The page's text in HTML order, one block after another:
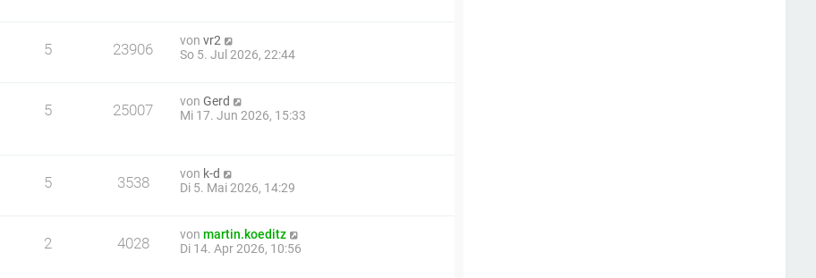
5 23906 vonvr2
So 5. Jul 2026, 22:44
5 25007 vonGerd
Mi 17. Jun 2026, 15:33
5 3538 von k-d
Di 5. Mai 2026, 14:29
2 4028 vonmartin.koeditz
Di 14. Apr 2026, 10:56